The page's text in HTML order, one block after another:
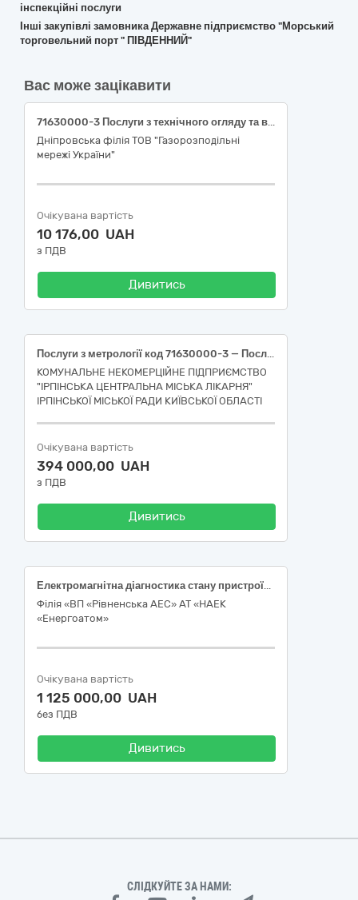
інспекційні послуги
Інші закупівлі замовника Державне підприємство "Морський
торговельний порт " ПІВДЕННИЙ"
Вас може зацікавити
71630000-3 Послуги з технічного огляду та випробувань (послуги з проведення періодичного (чергового) технічного огляду зареєстрованих технологічних транспортних засобів)
Дніпровська філія ТОВ "Газорозподільні
мережі України"
Очікувана вартість
10 176,00 UAH
з ПДВ
Дивитись
Послуги з метрології код 71630000-3 — Послуги з технічного огляду та випробовувань за ДК 021:2015 Єдиного закупівельного словника
КОМУНАЛЬНЕ НЕКОМЕРЦІЙНЕ ПІДПРИЄМСТВО
"ІРПІНСЬКА ЦЕНТРАЛЬНА МІСЬКА ЛІКАРНЯ"
ІРПІНСЬКОЇ МІСЬКОЇ РАДИ КИЇВСЬКОЇ ОБЛАСТІ
Очікувана вартість
394 000,00 UAH
з ПДВ
Дивитись
Електромагнітна діагностика стану пристроїв заземлення та визначення електромагнітної обстановки
Філія «ВП «Рівненська АЕС» АТ «НАЕК
«Енергоатом»
Очікувана вартість
1 125 000,00 UAH
без ПДВ
Дивитись
СЛІДКУЙТЕ ЗА НАМИ: